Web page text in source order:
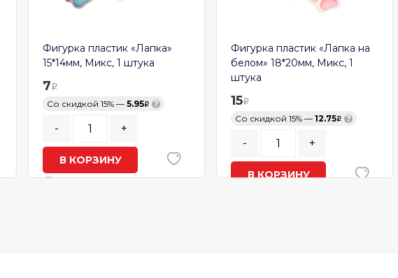
Фигурка пластик «Лапка»
15*14мм, Микс, 1 штука
7
Со скидкой 15% — 5.95 ?
- +
В КОРЗИНУ
Фигурка пластик «Лапка на
белом» 18*20мм, Микс, 1
штука
15
Со скидкой 15% — 12.75 ?
- +
В КОРЗИНУ